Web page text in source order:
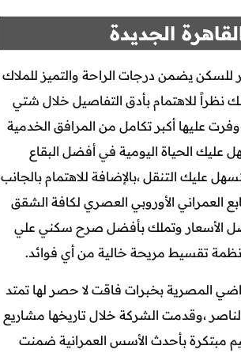
الجديدة
يضمن درجات الراحة والتميز للملاك
نظراً للاهتمام بأدق التفاصيل خلال شتي
،حيث اختارت مساحة ضخمة بحوالي 960 فدان وفرت عليها أكبر تكامل من المرافق الخدمية
عليك الحياة اليومية في أفضل البقاع
عليك التنقل ،بالإضافة للاهتمام بالجانب
العمراني الأوروبي العصري لكافة الشقق
الأسعار وتملك بأفضل صرح سكني علي
تقسيط مريحة خالية من أي فوائد.
المصرية بخبرات فاقت لا حصر لها تمتد
جمال عبد الناصر ،وقدمت الشركة خلال تاريخها مشاريع
مبتكرة بأحدث الأسس العمرانية ضمنت